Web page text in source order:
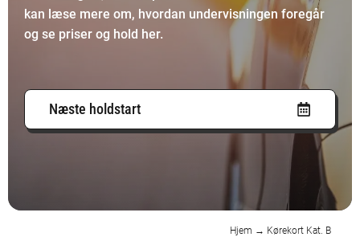
kan læse mere om, hvordan undervisningen foregår
og se priser og hold her.
Næste holdstart
Hjem → Kørekort Kat. B